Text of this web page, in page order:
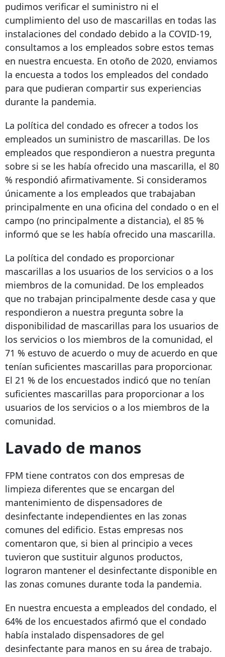
pudimos verificar el suministro ni el
cumplimiento del uso de mascarillas en todas las
instalaciones del condado debido a la COVID-19,
consultamos a los empleados sobre estos temas
en nuestra encuesta. En otoño de 2020, enviamos
la encuesta a todos los empleados del condado
para que pudieran compartir sus experiencias
durante la pandemia.
La política del condado es ofrecer a todos los
empleados un suministro de mascarillas. De los
empleados que respondieron a nuestra pregunta
sobre si se les había ofrecido una mascarilla, el 80
% respondió afirmativamente. Si consideramos
únicamente a los empleados que trabajaban
principalmente en una oficina del condado o en el
campo (no principalmente a distancia), el 85 %
informó que se les había ofrecido una mascarilla.
La política del condado es proporcionar
mascarillas a los usuarios de los servicios o a los
miembros de la comunidad. De los empleados
que no trabajan principalmente desde casa y que
respondieron a nuestra pregunta sobre la
disponibilidad de mascarillas para los usuarios de
los servicios o los miembros de la comunidad, el
71 % estuvo de acuerdo o muy de acuerdo en que
tenían suficientes mascarillas para proporcionar.
El 21 % de los encuestados indicó que no tenían
suficientes mascarillas para proporcionar a los
usuarios de los servicios o a los miembros de la
comunidad.
Lavado de manos
FPM tiene contratos con dos empresas de
limpieza diferentes que se encargan del
mantenimiento de dispensadores de
desinfectante independientes en las zonas
comunes del edificio. Estas empresas nos
comentaron que, si bien al principio a veces
tuvieron que sustituir algunos productos,
lograron mantener el desinfectante disponible en
las zonas comunes durante toda la pandemia.
En nuestra encuesta a empleados del condado, el
64% de los encuestados afirmó que el condado
había instalado dispensadores de gel
desinfectante para manos en su área de trabajo.